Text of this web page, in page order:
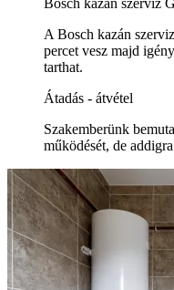
A Bosch kazán
percet vesz majd
tarthat.
Átadás - átvétel
Szakemberünk
működését, de